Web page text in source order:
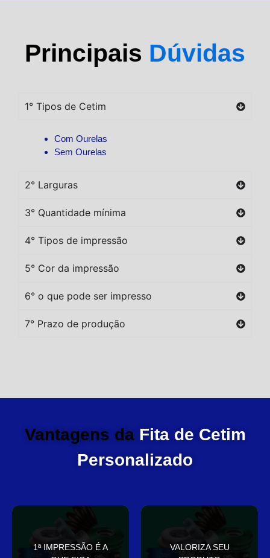
Principais Dúvidas
1° Tipos de Cetim
Com Ourelas
Sem Ourelas
2° Larguras
3° Quantidade mínima
4° Tipos de impressão
5° Cor da impressão
6° o que pode ser impresso
7° Prazo de produção
Vantagens da Fita de Cetim
Personalizado
1ª IMPRESSÃO É A
Sua embalagem fala por
você
VALORIZA SEU
que deixa sua embalagem
elegante